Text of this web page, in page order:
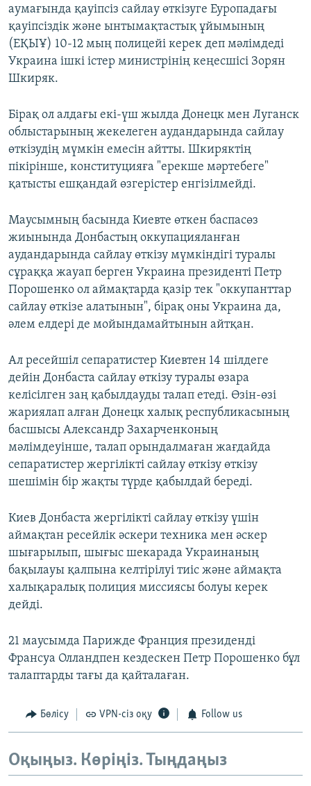
аумағында қауіпсіз сайлау өткізуге Еуропадағы
қауіпсіздік және ынтымақтастық ұйымының
(ЕҚЫҰ) 10-12 мың полицейі керек деп мәлімдеді
Украина ішкі істер министрінің кеңесшісі Зорян
Шкиряк.
Бірақ ол алдағы екі-үш жылда Донецк мен Луганск
облыстарының жекелеген аудандарында сайлау
өткізудің мүмкін емесін айтты. Шкиряктің
пікірінше, конституцияға "ерекше мәртебеге"
қатысты ешқандай өзгерістер енгізілмейді.
Маусымның басында Киевте өткен баспасөз
жиынында Донбастың оккупацияланған
аудандарында сайлау өткізу мүмкіндігі туралы
сұраққа жауап берген Украина президенті Петр
Порошенко ол аймақтарда қазір тек "оккупанттар
сайлау өткізе алатынын", бірақ оны Украина да,
әлем елдері де мойындамайтынын айтқан.
Ал ресейшіл сепаратистер Киевтен 14 шілдеге
дейін Донбаста сайлау өткізу туралы өзара
келісілген заң қабылдауды талап етеді. Өзін-өзі
жариялап алған Донецк халық республикасының
басшысы Александр Захарченконың
мәлімдеуінше, талап орындалмаған жағдайда
сепаратистер жергілікті сайлау өткізу өткізу
шешімін бір жақты түрде қабылдай береді.
Киев Донбаста жергілікті сайлау өткізу үшін
аймақтан ресейлік әскери техника мен әскер
шығарылып, шығыс шекарада Украинаның
бақылауы қалпына келтірілуі тиіс және аймақта
халықаралық полиция миссиясы болуы керек
дейді.
21 маусымда Парижде Франция президенді
Франсуа Олландпен кездескен Петр Порошенко бұл
талаптарды тағы да қайталаған.
Бөлісу VPN-сіз оқу Follow us
Оқыңыз. Көріңіз. Тыңдаңыз